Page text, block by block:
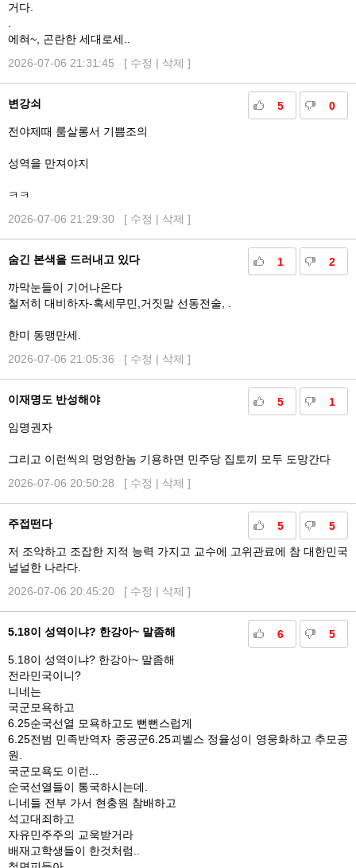
거다.
에혀~, 곤란한 세대로세..
2026-07-06 21:31:45 [ 수정 | 삭제 ]
5 0
변강쇠
전야제때 룸살롱서 기쁨조의
성역을 만져야지
ㅋㅋ
2026-07-06 21:29:30 [ 수정 | 삭제 ]
1 2
숨긴 본색을 드러내고 있다
까막눈들이 기어나온다
철저히 대비하자-혹세무민,거짓말 선동전술, .
한미 동맹만세.
2026-07-06 21:05:36 [ 수정 | 삭제 ]
5 1
이재명도 반성해야
임명권자
그리고 이런씩의 멍엉한놈 기용하면 민주당 집토끼 모두 도망간다
2026-07-06 20:50:28 [ 수정 | 삭제 ]
5 5
주접떤다
저 조악하고 조잡한 지적 능력 가지고 교수에 고위관료에 참 대한민국
널널한 나라다.
2026-07-06 20:45:20 [ 수정 | 삭제 ]
6 5
5.18이 성역이냐? 한강아~ 말좀해
5.18이 성역이냐? 한강아~ 말좀해
전라민국이니?
니네는
국군모욕하고
6.25순국선열 모욕하고도 뻔뻔스럽게
6.25전범 민족반역자 중공군6.25괴벨스 정율성이 영웅화하고 추모공
원.
국군모욕도 이런...
순국선열들이 통국하시는데.
니네들 전부 가서 현충원 참배하고
석고대죄하고
자유민주주의 교욱받거라
배재고학생들이 한것처럼..